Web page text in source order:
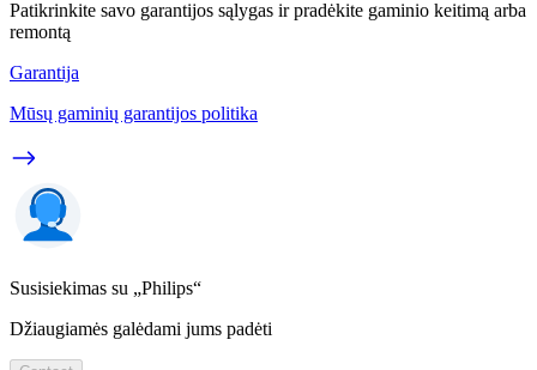
Patikrinkite savo garantijos sąlygas ir pradėkite gaminio keitimą arba
remontą
Garantija
Mūsų gaminių garantijos politika
Susisiekimas su „Philips“
Džiaugiamės galėdami jums padėti